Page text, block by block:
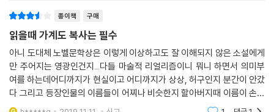
적어도 이러한 관점에서 본다면, 이 소설은 서구 제국주의의 식민지 수탈
행위를 폭로하는 사회주의 리얼리즘에 입각한 고발 소설이라고 할 수 있을
것이다.
그러나 엄밀히 따지고 보면 부엔디아 가문의 몰락과 쇠퇴는 단순히 외부의
힘 탓만으로 돌릴 수 없다. 왜냐하면 부엔디아 가문의 내부안에 이미 몰락
과 쇠퇴의 씨앗이 뿌려져 있기 때문이다.
종이책 구매
읽을때 가계도 복사는 필수
아니 도대체 노벨문학상은 이렇게 이상하고도 잘 이해되지 않은 소설에게
만 주어지는 영광인건지...다들 마술적 리얼리즘이니 뭐니 하면서 의미부
여를 하는데어디까지가 현실이고 어디까지가 상상, 허구인지 분간이 안갔
다 그리고 등장인물의 이름들이 어찌나 비슷한지 할아버지때 이름이 손자
들에게 다시 반복되고 형과 아우의 이름도 비슷비슷해서 누가 누구인지 분